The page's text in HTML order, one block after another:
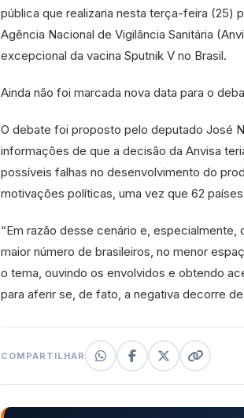
pública que realizaria nesta terça-feira (25)
Agência Nacional de Vigilância Sanitária
excepcional da vacina Sputnik V no Brasil.
Ainda não foi marcada nova data para o
O debate foi proposto pelo deputado José
informações de que a decisão da Anvisa
possíveis falhas no desenvolvimento do
motivações políticas, uma vez que 62
“Em razão desse cenário e,
maior número de brasileiros, no menor
o tema, ouvindo os envolvidos e obtendo
para aferir se, de fato, a negativa decorre
COMPARTILHAR